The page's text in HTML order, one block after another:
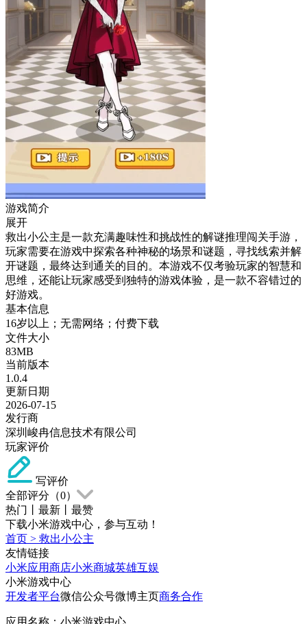
游戏简介
展开
救出小公主是一款充满趣味性和挑战性的解谜推理闯关手游，
玩家需要在游戏中探索各种神秘的场景和谜题，寻找线索并解
开谜题，最终达到通关的目的。本游戏不仅考验玩家的智慧和
思维，还能让玩家感受到独特的游戏体验，是一款不容错过的
好游戏。
基本信息
16岁以上；无需网络；付费下载
文件大小
83MB
当前版本
1.0.4
更新日期
2026-07-15
发行商
深圳峻冉信息技术有限公司
玩家评价
写评价
全部评分（0）
热门
最新
最赞
下载小米游戏中心，参与互动！
首页 > 救出小公主
友情链接
小米应用商店小米商城英雄互娱
小米游戏中心
开发者平台微信公众号微博主页商务合作
应用名称：小米游戏中心